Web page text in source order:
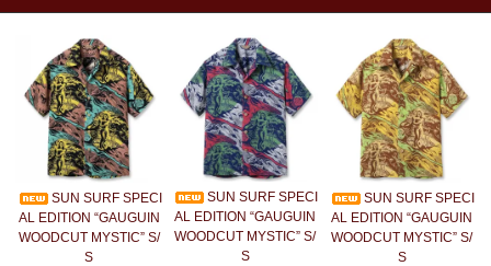
SUN SURF SPECI
AL EDITION “GAUGUIN
WOODCUT MYSTIC” S/
S
SUN SURF SPECI
AL EDITION “GAUGUIN
WOODCUT MYSTIC” S/
S
SUN SURF SPECI
AL EDITION “GAUGUIN
WOODCUT MYSTIC” S/
S